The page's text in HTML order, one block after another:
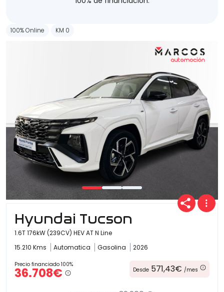
100% Online KM 0
Hyundai Tucson
1.6T 176kW (239CV) HEV AT N Line
15.210 Kms
Automatica Gasolina 2026
Precio financiado 100%
36.708€ Desde 571,43€ /mes